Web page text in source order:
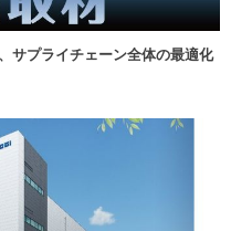
サプライチェーン全体の最適化